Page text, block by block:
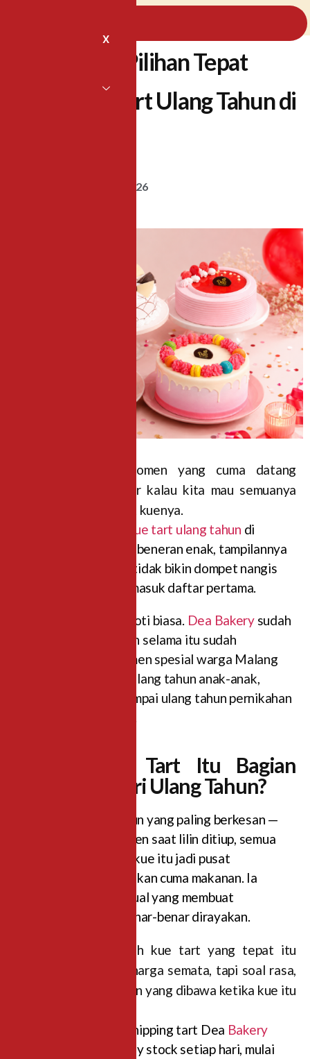
X
Dea Bakery, Pilihan Tepat
untuk Kue Tart Ulang Tahun di
22 May 2026
Ulang tahun itu momen yang cuma datang
setahun sekali. Wajar kalau kita mau semuanya
sempurna — termasuk kuenya.
kue tart ulang tahun di
Malang yang rasanya beneran enak, tampilannya
cantik, dan harganya tidak bikin dompet nangis
layak masuk daftar pertama.
Bukan sekadar toko roti biasa. Dea Bakerysudah
berdiri sejak 2001 dan selama itu sudah
menemani ribuan momen spesial warga Malang
dan sekitarnya. Dari ulang tahun anak-anak,
sweet seventeen, sampai ulang tahun pernikahan
Kenapa Kue Tart Itu Bagian
Terpenting dari Ulang Tahun?
Coba ingat ulang tahun yang paling berkesan —
hampir pasti ada momen saat lilin ditiup, semua
orang bernyanyi, dan kue itu jadi pusat
bukan cuma makanan. Ia
adalah bagian dari ritual yang membuat
seseorang merasa benar-benar dirayakan.
Itulah kenapa memilih kue tart yang tepat itu
penting. Bukan soal harga semata, tapi soal rasa,
tampilan, dan perasaan yang dibawa ketika kue itu
Tahukah kamu? Whipping tart Dea Bakery
tersedia ready stock setiap hari, mulai